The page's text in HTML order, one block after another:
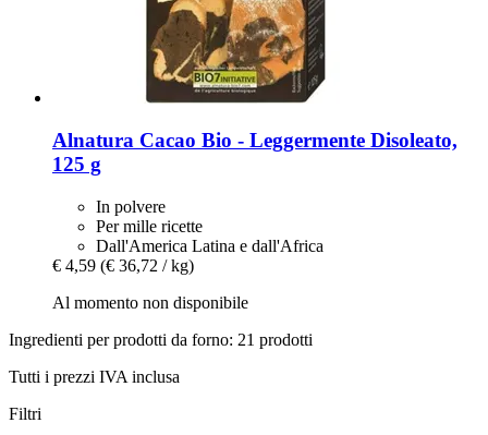
Alnatura Cacao Bio -​ Leggermente Disoleato,
125 g
In polvere
Per mille ricette
Dall'America Latina e dall'Africa
€ 4,59 (€ 36,72 / kg)
Al momento non disponibile
Ingredienti per prodotti da forno: 21 prodotti
Tutti i prezzi IVA inclusa
Filtri